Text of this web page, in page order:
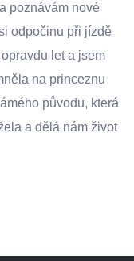
poznávám nové
odpočinu při jízdě
let a jsem
na princeznu
původu, která
a dělá nám život